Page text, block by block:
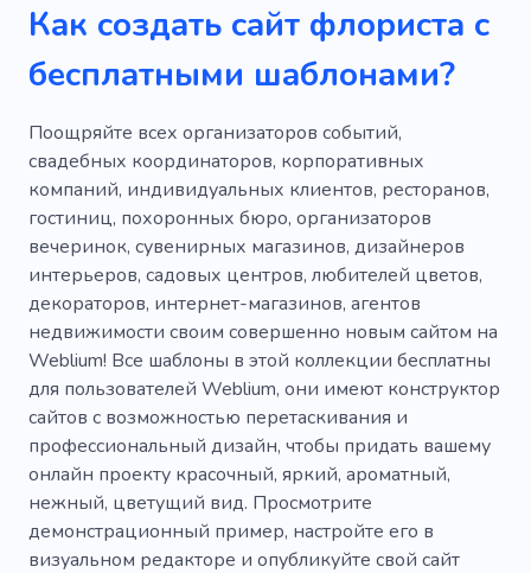
Вечнозеленые растения
Природа
Сад
Садоводство
Папоротники
Повод
Творческий
Садоводство
Наполненный светом
Украшение
Уникальный
Элегантный
Домашний садовник
Посажены вручную
Праздничное дерево
Елочные украшения
Ландшафтный дизайн
Садовник
Чистый сад
Зеленый Пахиподиум
Как создать сайт флориста с
бесплатными шаблонами?
Поощряйте всех организаторов событий,
свадебных координаторов, корпоративных
компаний, индивидуальных клиентов, ресторанов,
гостиниц, похоронных бюро, организаторов
вечеринок, сувенирных магазинов, дизайнеров
интерьеров, садовых центров, любителей цветов,
декораторов, интернет-магазинов, агентов
недвижимости своим совершенно новым сайтом на
Weblium! Все шаблоны в этой коллекции бесплатны
для пользователей Weblium, они имеют конструктор
сайтов с возможностью перетаскивания и
профессиональный дизайн, чтобы придать вашему
онлайн проекту красочный, яркий, ароматный,
нежный, цветущий вид. Просмотрите
демонстрационный пример, настройте его в
визуальном редакторе и опубликуйте свой сайт